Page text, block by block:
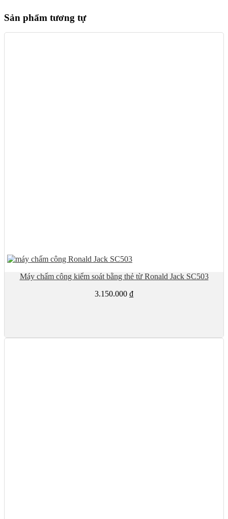
Sản phẩm tương tự
Máy chấm công kiểm soát bằng thẻ từ Ronald Jack SC503
3.150.000 ₫